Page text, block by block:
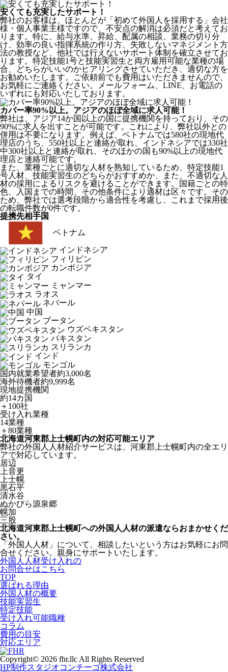
安くても充実したサポート！
弊社のお客様は、ほとんどが 「初めて外国人を採用する」 会社
様・個人事業主様ですので、不安点の解消は必須だと考えてお
ります。特に、給与水準、昇給、配属の相談、業務の切り分
け、効率の良い指揮系統の作り方、失敗しないマネジメント方
法の教授など、 他社では行えないサポート体制 を確立させてお
ります。特定技能1号と技能実習生と両方雇用可能な業種の場
合、どちらがいいのかヒアリングさせていただき、適切な方を
お勧めいたします。ご依頼前でも費用はいただきませんので、
お気軽にご連絡ください。メールフォーム、LINE、お電話の
いずれにも対応いたしております。
カバー率90%以上。アジアのほぼ全域に求人可能！
弊社は、 アジア14か国以上の国に提携機関を持っており、その
90%に求人を出すことが可能です。これにより、弊社以外との
併用は不要になります。例えば、ベトナムでは580社の現地代
理店のうち、550社以上と連絡が取れ、インドネシアでは330社
中300社以上と連絡が取れ、そのほかの国も90%以上の現地代
理店と連絡可能です。
また、業種ごとに適切な人材を熟知しているため、特定技能1
号人材、技能実習生のどちらがおすすめか、また、不適切な人
材の採用によるリスクを避けることができます。国籍ごとの特
色、入国までの時間、その他条件により適材は区々です。その
ため、弊社では選考段階から適合性を考慮し、これまで採用後
の転職件数が0件です。
提携先相手国
ベトナム
インドネシア
フィリピン
カンボジア
タイ
ミャンマー
ラオス
ネパール
中国
ブータン
ウズベキスタン
パキスタン
スリランカ
インド
モンゴル
国内就業希望者約3,000名
海外待機者約9,999名
現地提携機関
約14カ国
＋100社
受け入れ業種
14業種
＋80業種
北海道河東郡上士幌町内の対応可能エリア
弊社の外国人人材紹介サービスは、河東郡上士幌町内の全エリ
アで対応しています。
居辺
上音更
上士幌
黒石平
清水谷
ぬかびら源泉郷
幌加
三股
北海道河東郡上士幌町への外国人人材の派遣ならおまかせくだ
さい。
「外国人人材」について、相談したいという方はお気軽にお問
合せください。親身にサポートいたします。
外国人人材受け入れの
お問合せはこちら
TOP
選ばれる理由
外国人材の概要
技能実習生
特定技能
受け入れ可能職種
コラム
費用の目安
対応エリア
Copyright© 2026 fhr.llc All Rights Reserved
HP制作スタジオコンチーゴ株式会社